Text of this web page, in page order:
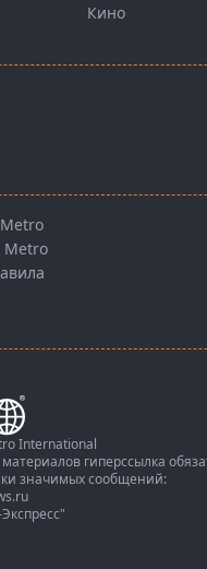
Кино
Metro
International
гиперссылка
значимых сообщений: